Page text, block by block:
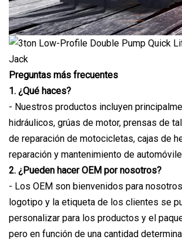
Preguntas más frecuentes
1. ¿Qué haces?
- Nuestros productos incluyen
hidráulicos, grúas de motor, prensas de
de reparación de motocicletas, cajas de
reparación y mantenimiento de
2. ¿Pueden hacer OEM por nosotros?
- Los OEM son bienvenidos para
logotipo y la etiqueta de los clientes se
personalizar para los productos y el
pero en función de una cantidad